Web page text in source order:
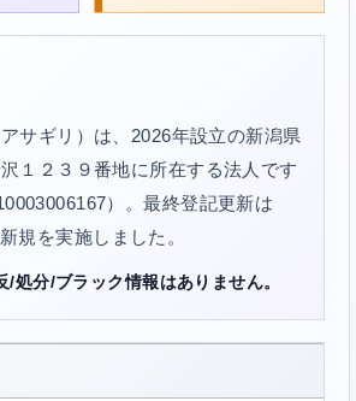
サギリ）は、2026年設立の新潟県
１２３９番地に所在する法人です
）。最終登記更新は
規を実施しました。
/処分/ブラック情報はありません。